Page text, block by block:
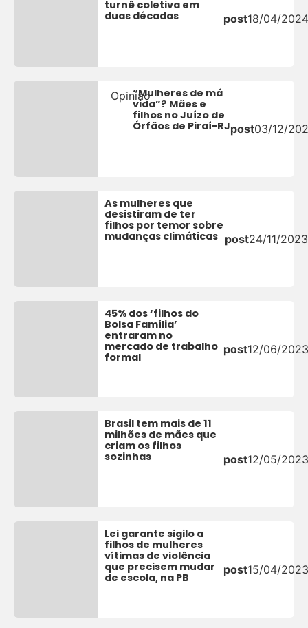
turnê coletiva em
duas décadas
post18/04/
Opinião“Mulheres de má
vida”? Mães e
filhos no Juízo de
Órfãos de Piraí-RJpost03/12/
As mulheres que
desistiram de ter
filhos por temor sobre
mudanças climáticas post24/11/2023
45% dos ‘filhos do
Bolsa Família’
entraram no
mercado de trabalho
formal
post12/06/
Brasil tem mais de 11
milhões de mães que
criam os filhos
sozinhas
post12/05/
Lei garante sigilo a
filhos de mulheres
vítimas de violência
que precisem mudar
de escola, na PB
post15/04/